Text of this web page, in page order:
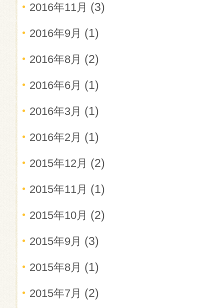
2016年11月 (3)
2016年9月 (1)
2016年8月 (2)
2016年6月 (1)
2016年3月 (1)
2016年2月 (1)
2015年12月 (2)
2015年11月 (1)
2015年10月 (2)
2015年9月 (3)
2015年8月 (1)
2015年7月 (2)